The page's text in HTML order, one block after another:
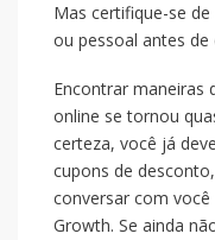
Mas certifique-se
ou pessoal antes de
Encontrar maneiras
online se tornou
certeza, você já
cupons de
conversar com
Growth. Se ainda